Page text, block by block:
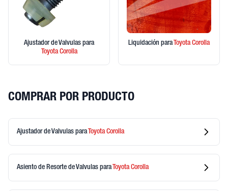
Ajustador de Valvulas para
ToyotaCorolla
Liquidación para ToyotaCorolla
COMPRAR POR PRODUCTO
Ajustador de Valvulas paraToyotaCorolla
Asiento de Resorte de Valvulas paraToyotaCorolla